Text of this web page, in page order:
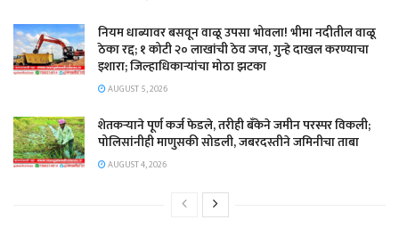
नियम धाब्यावर बसवून वाळू उपसा भोवला! भीमा नदीतील वाळू
ठेका रद्द; १ कोटी २० लाखांची ठेव जप्त, गुन्हे दाखल करण्याचा
इशारा; जिल्हाधिकाऱ्यांचा मोठा झटका
AUGUST 5, 2026
शेतकऱ्याने पूर्ण कर्ज फेडले, तरीही बँकेने जमीन परस्पर विकली;
पोलिसांनीही माणुसकी सोडली, जबरदस्तीने जमिनीचा ताबा
AUGUST 4, 2026